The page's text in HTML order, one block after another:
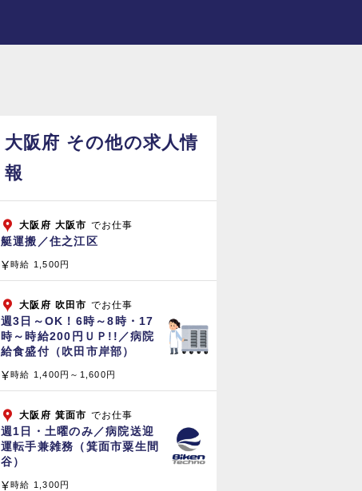
大阪府 その他の求人情
報
大阪府 大阪市 でお仕事
艇運搬／住之江区
時給 1,500円
大阪府 吹田市 でお仕事
週3日～OK！6時～8時・17
時～時給200円ＵＰ!!／病院
給食盛付（吹田市岸部）
時給 1,400円～1,600円
大阪府 箕面市 でお仕事
週1日・土曜のみ／病院送迎
運転手兼雑務（箕面市粟生間
谷）
時給 1,300円